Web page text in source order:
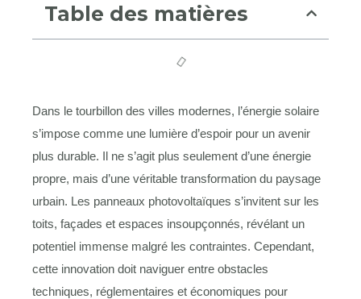
Table des matières
Dans le tourbillon des villes modernes, l’énergie solaire
s’impose comme une lumière d’espoir pour un avenir
plus durable. Il ne s’agit plus seulement d’une énergie
propre, mais d’une véritable transformation du paysage
urbain. Les panneaux photovoltaïques s’invitent sur les
toits, façades et espaces insoupçonnés, révélant un
potentiel immense malgré les contraintes. Cependant,
cette innovation doit naviguer entre obstacles
techniques, réglementaires et économiques pour